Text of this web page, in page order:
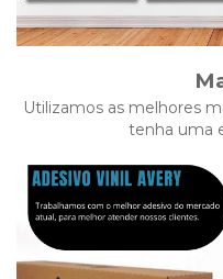
Utilizamos as melhores
tenha uma